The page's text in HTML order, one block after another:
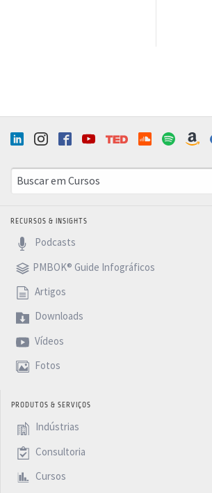
RECURSOS & INSIGHTS
Podcasts
PMBOK® Guide Infográficos
Artigos
Downloads
Vídeos
Fotos
PRODUTOS & SERVIÇOS
Indústrias
Consultoria
Cursos